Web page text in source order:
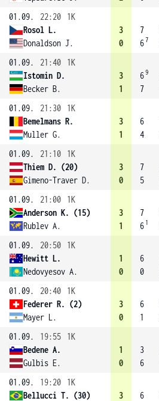
01.09.
22:20
1K
Rosol L.
Donaldson J.
3
0
7
67
01.09.
21:40
1K
Istomin D.
Becker B.
3
1
69
7
01.09.
21:30
1K
Bemelmans R.
Muller G.
3
1
6
4
01.09.
21:10
1K
Thiem D. (20)
Gimeno-Traver D.
3
0
7
5
01.09.
21:00
1K
Anderson K. (15)
Rublev A.
3
1
7
6 1
01.09.
20:50
1K
Hewitt L.
Nedovyesov A.
1
0
6
0
01.09.
20:40
1K
Federer R. (2)
Mayer L.
3
0
6
1
01.09.
19:55
1K
Bedene A.
Gulbis E.
1
0
3
6
01.09.
19:20
1K
Bellucci T. (30)
3
6